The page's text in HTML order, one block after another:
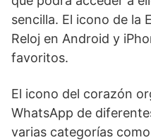
sencilla. El icono de la
Reloj en Android y
favoritos.
El icono del corazón
WhatsApp de
varias categorías